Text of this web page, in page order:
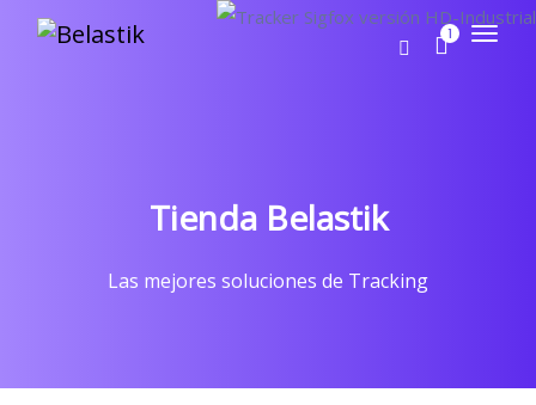
1
Tienda Belastik
Las mejores soluciones de Tracking